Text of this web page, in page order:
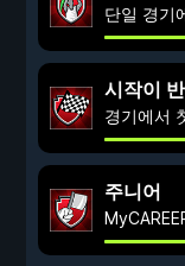
단일 경기
시작이
경기에서
주니어